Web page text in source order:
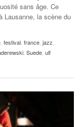
sans âge. Ce
Lausanne, la scène du
, festival, france, jazz,
, Suede, ulf